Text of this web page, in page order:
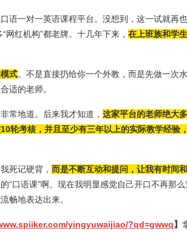
语一对一英语课程平台。没想到，这一试就再也
网红机构”都老牌。十几年下来， 在上班族和学
式。不是直接扔给你一个外教，而是先做一次
适的老师。
常地道。后来我才知道， 这家平台的老师绝大
轮考核，并且至少有三年以上的实际教学经验
死记硬背， 而是不断互动和提问，让我有时间
“口语课”啊。现在我明显感觉自己开口不再那
畅地表达出来。
yingyuwaijiao/?qd=gwwq】